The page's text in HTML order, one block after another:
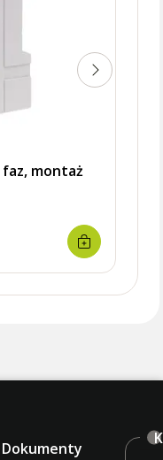
montaż
Dokumenty